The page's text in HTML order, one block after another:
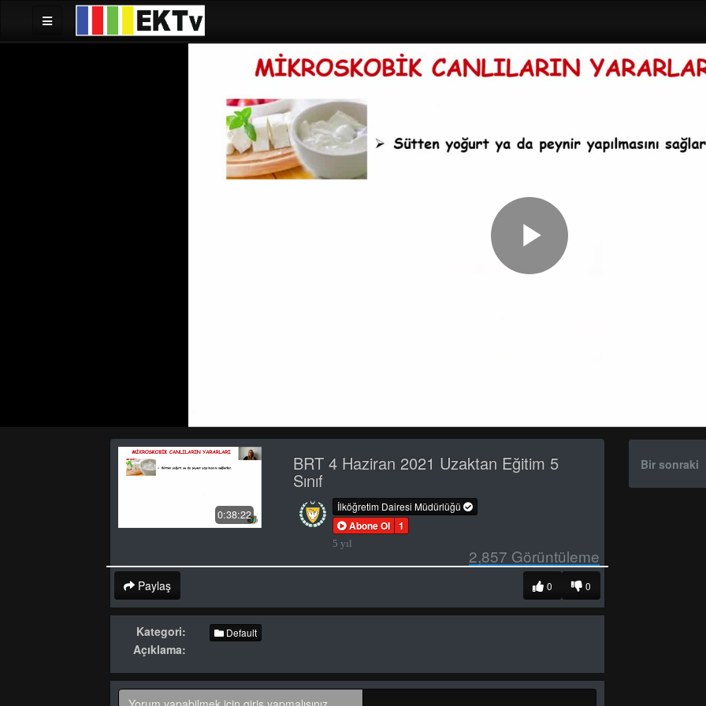
Play
0:38:22
BRT 4 Haziran 2021 Uzaktan Eğitim 5
Sınıf
İlköğretim Dairesi Müdürlüğü
Abone Ol 1
5 yıl
2,857 Görüntüleme
Paylaş 0
0
Kategori: Default
Açıklama:
Bir sonraki